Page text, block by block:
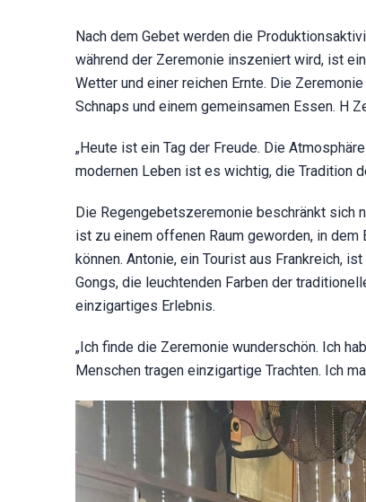
Nach dem Gebet werden die
während der Zeremonie inszeniert wird, ist
Wetter und einer reichen Ernte. Die
Schnaps und einem gemeinsamen Essen. H
„Heute ist ein Tag der Freude. Die
modernen Leben ist es wichtig, die Tradition
Die Regengebetszeremonie beschränkt sich
ist zu einem offenen Raum geworden, in
können. Antonie, ein Tourist aus Frankreich,
Gongs, die leuchtenden Farben der
einzigartiges Erlebnis.
„Ich finde die Zeremonie wunderschön. Ich
Menschen tragen einzigartige Trachten. Ich